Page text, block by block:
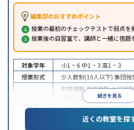
編集部のおすすめポイント
授業の最初のチェックテストで弱点を
授業後の自習室で、講師と一緒に宿題
続きを見る
対象学年 小1 ~ 6 中1 ~ 3 高1 ~ 3
授業形式
少人数制(10人以下) 集団授
目的
中学受験高校受験大学受験
テスト対策
内申点対策 学
(旧AO)対策推薦入試対策
私大対策共通テスト対
近くの教室を探